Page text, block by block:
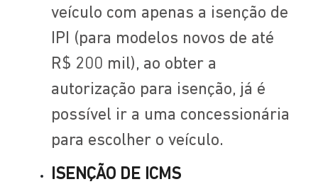
veículo com apenas a isenção de
IPI (para modelos novos de até
R$ 200 mil), ao obter a
autorização para isenção, já é
possível ir a uma concessionária
para escolher o veículo.
ISENÇÃO DE ICMS